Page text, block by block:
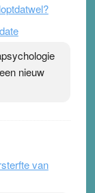
nieuw
van